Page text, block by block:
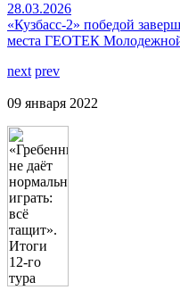
28.03.2026
«Кузбасс-2» победой
места ГЕОТЕК
next prev
09 января 2022